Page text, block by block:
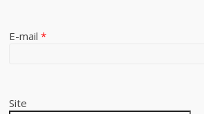
E-mail*
Site